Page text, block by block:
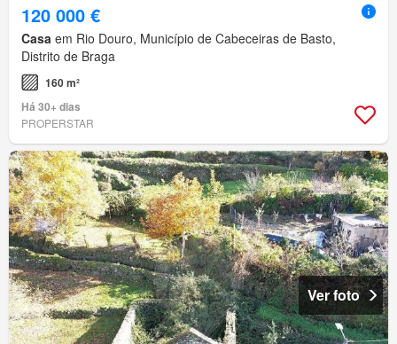
120 000 €
Casa em Rio Douro, Município de Cabeceiras de Basto,
Distrito de Braga
160 m²
Há 30+ dias
PROPERSTAR
Ver foto